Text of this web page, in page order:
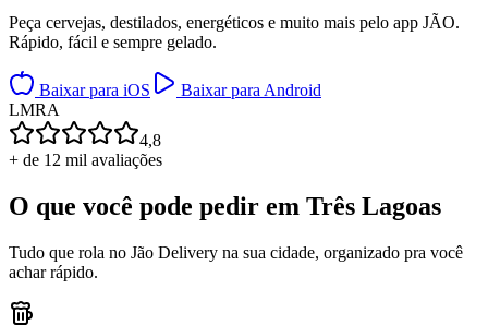
Peça cervejas, destilados, energéticos e muito mais pelo app JÃO.
Rápido, fácil e sempre gelado.
Baixar para iOS
Baixar para Android
LMRA
4,8
+ de 12 mil avaliações
O que você pode pedir em Três Lagoas
Tudo que rola no Jão Delivery na sua cidade, organizado pra você
achar rápido.